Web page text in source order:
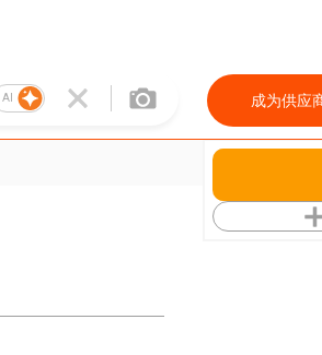
AI 成为供应